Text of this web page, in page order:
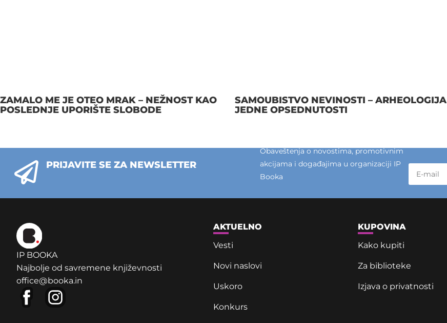
ZAMALO ME JE OTEO MRAK – NEŽNOST KAO
POSLEDNJE UPORIŠTE SLOBODE
SAMOUBISTVO NEVINOSTI – ARHEOLOGIJA
JEDNE OPSEDNUTOSTI
PRIJAVITE SE ZA NEWSLETTER
Obaveštenja o novostima, promotivnim
akcijama i događajima u organizaciji IP
Booka
IP BOOKA
Najbolje od savremene književnosti
office@booka.in
AKTUELNO
Vesti
Novi naslovi
Uskoro
Konkurs
KUPOVINA
Kako kupiti
Za biblioteke
Izjava o privatnosti